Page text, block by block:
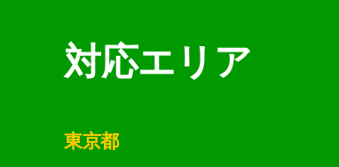
対応エリア
東京都